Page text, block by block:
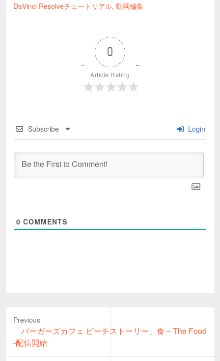
DaVinci Resolveチュートリアル, 動画編集
0
Article Rating
Subscribe Login
0 COMMENTS
Previous
Previous
post:
「バーガーズカフェ ビーチストーリー」食 – The Food
-配信開始